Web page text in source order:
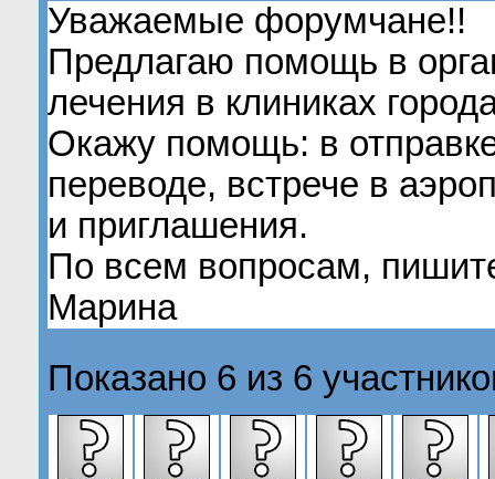
Уважаемые форумчане!!
Предлагаю помощь в
лечения в клиниках
Окажу помощь: в
переводе, встрече в
и приглашения.
По всем вопросам,
Марина
Показано 6 из 6